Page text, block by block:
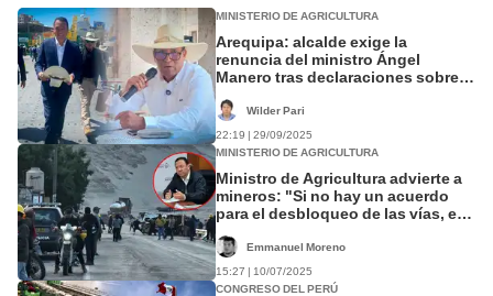
MINISTERIO DE AGRICULTURA
Arequipa: alcalde exige la
renuncia del ministro Ángel
Manero tras declaraciones sobre
Wilder Pari
22:19 | 29/09/2025
MINISTERIO DE AGRICULTURA
Ministro de Agricultura advierte a
mineros: "Si no hay un acuerdo
para el desbloqueo de las vías, el
Emmanuel Moreno
15:27 | 10/07/2025
CONGRESO DEL PERÚ